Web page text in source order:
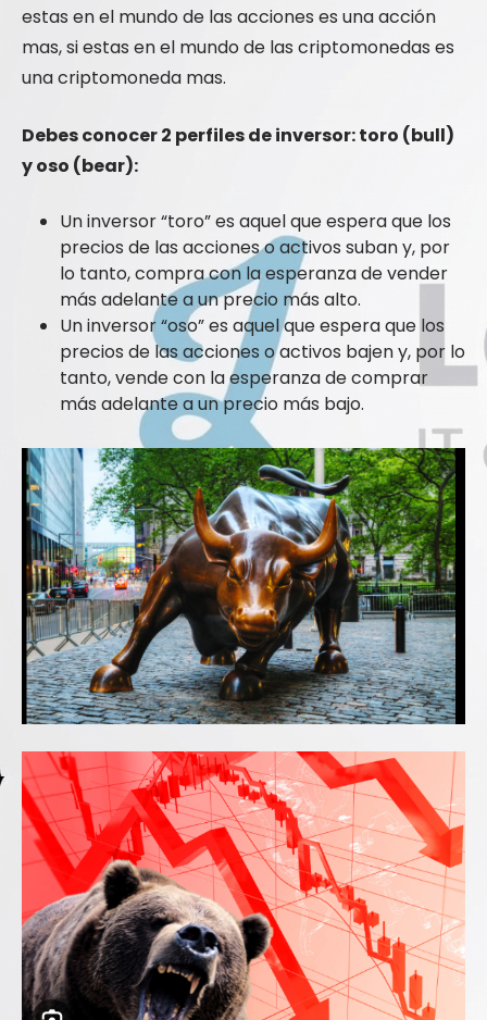
estas en el mundo de las acciones es una acción
mas, si estas en el mundo de las criptomonedas es
una criptomoneda mas.
Debes conocer 2 perfiles de inversor: toro (bull)
y oso (bear):
Un inversor “toro” es aquel que espera que los
precios de las acciones o activos suban y, por
lo tanto, compra con la esperanza de vender
más adelante a un precio más alto.
Un inversor “oso” es aquel que espera que los
precios de las acciones o activos bajen y, por lo
tanto, vende con la esperanza de comprar
más adelante a un precio más bajo.